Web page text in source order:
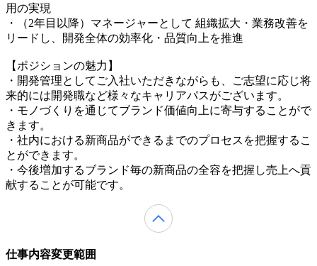
用の実現
・（2年目以降）マネージャーとして 組織拡大・業務改善を
リードし、開発全体の効率化・品質向上を推進
【ポジションの魅力】
・開発管理としてご入社いただきながらも、ご志望に応じ将
来的には開発職など様々なキャリアパスがございます。
・モノづくりを通じてブランド価値向上に寄与することがで
きます。
・社内における新商品ができるまでのプロセスを把握するこ
とができます。
・今後増加するブランド毎の新商品の全容を把握し売上へ貢
献することが可能です。
仕事内容変更範囲